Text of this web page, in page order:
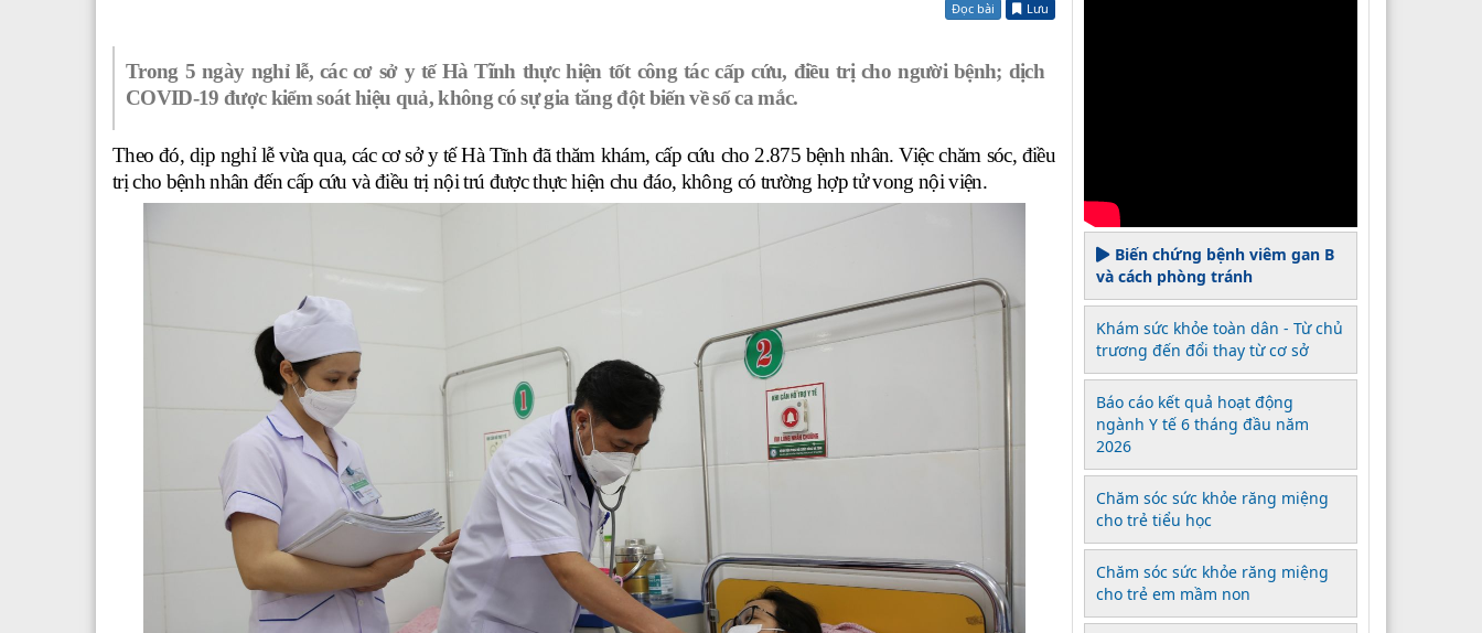
Đọc bài Lưu
Trong 5 ngày nghỉ lễ, các cơ sở y tế Hà Tĩnh thực hiện tốt công tác cấp cứu, điều trị cho người bệnh; dịch
COVID-19 được kiểm soát hiệu quả, không có sự gia tăng đột biến về số ca mắc.
Theo đó, dịp nghỉ lễ vừa qua, các cơ sở y tế Hà Tĩnh đã thăm khám, cấp cứu cho 2.875 bệnh nhân. Việc chăm sóc, điều
trị cho bệnh nhân đến cấp cứu và điều trị nội trú được thực hiện chu đáo, không có trường hợp tử vong nội viện.
Biến chứng bệnh viêm gan B
và cách phòng tránh
Khám sức khỏe toàn dân - Từ chủ
trương đến đổi thay từ cơ sở
Báo cáo kết quả hoạt động
ngành Y tế 6 tháng đầu năm
2026
Chăm sóc sức khỏe răng miệng
cho trẻ tiểu học
Chăm sóc sức khỏe răng miệng
cho trẻ em mầm non